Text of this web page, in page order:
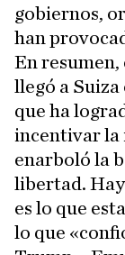
gobiernos,
han
En
llegó a
que ha
incentivar la
enarboló la
libertad.
es lo que
lo que